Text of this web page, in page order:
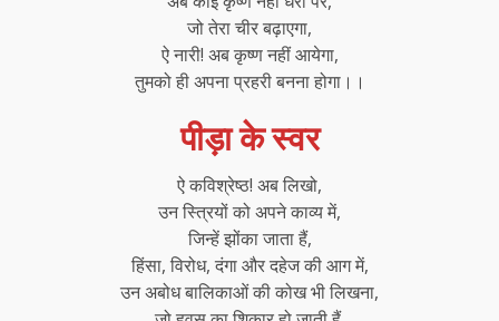
जो तेरा चीर बढ़ाएगा,
ऐ नारी! अब कृष्ण नहीं आयेगा,
तुमको ही अपना प्रहरी बनना होगा।।
पीड़ा के स्वर
ऐ कविश्रेष्ठ! अब लिखो,
उन स्त्रियों को अपने काव्य में,
जिन्हें झोंका जाता हैं,
हिंसा, विरोध, दंगा और दहेज की आग में,
उन अबोध बालिकाओं की कोख भी लिखना,